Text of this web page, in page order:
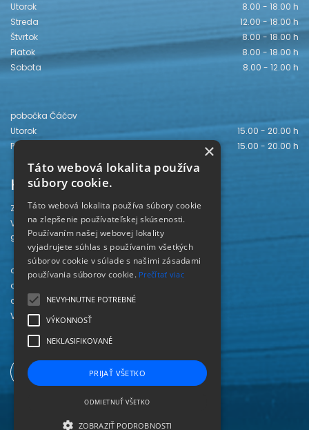
Utorok
8.00 - 18.00 h
Streda
12.00 - 18.00 h
Štvrtok
8.00 - 18.00 h
Piatok
8.00 - 18.00 h
Sobota
8.00 - 12.00 h
pobočka Čáčov
Utorok
15.00 - 20.00 h
Piatok
15.00 - 20.00 h
Kontakt
Záhorská knižnica
Vajanského 28
905 01 Senica
odd. beletrie 034/654 3780
odd. odbornej literatúry 034/651 2710
odd. pre deti a mládež 034/654 6519
Viac kontaktov nájdete
×
Táto webová lokalita používa
súbory cookie.
Táto webová lokalita používa súbory cookie
na zlepšenie používateľskej skúsenosti.
Používaním našej webovej lokality
vyjadrujete súhlas s používaním všetkých
súborov cookie v súlade s našimi zásadami
používania súborov cookie. Prečítať viac
NEVYHNUTNE POTREBNÉ
VÝKONNOSŤ
NEKLASIFIKOVANÉ
PRIJAŤ VŠETKO
ODMIETNUŤ VŠETKO
ZOBRAZIŤ PODROBNOSTI